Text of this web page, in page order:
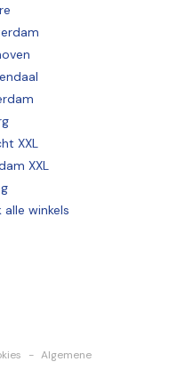
XXL
XXL
alle winkels
Algemene